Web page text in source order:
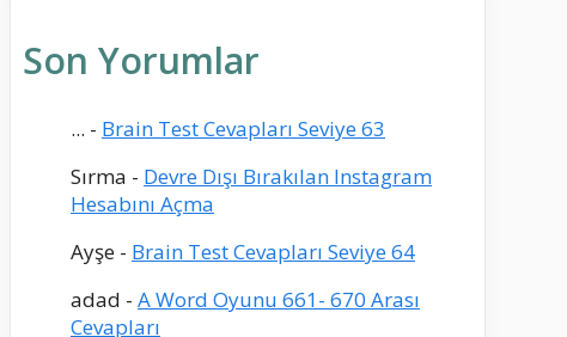
Son Yorumlar
... - Brain Test Cevapları Seviye 63
Sırma - Devre Dışı Bırakılan Instagram
Hesabını Açma
Ayşe - Brain Test Cevapları Seviye 64
adad - A Word Oyunu 661- 670 Arası
Cevapları